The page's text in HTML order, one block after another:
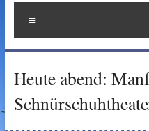
Heute abend: